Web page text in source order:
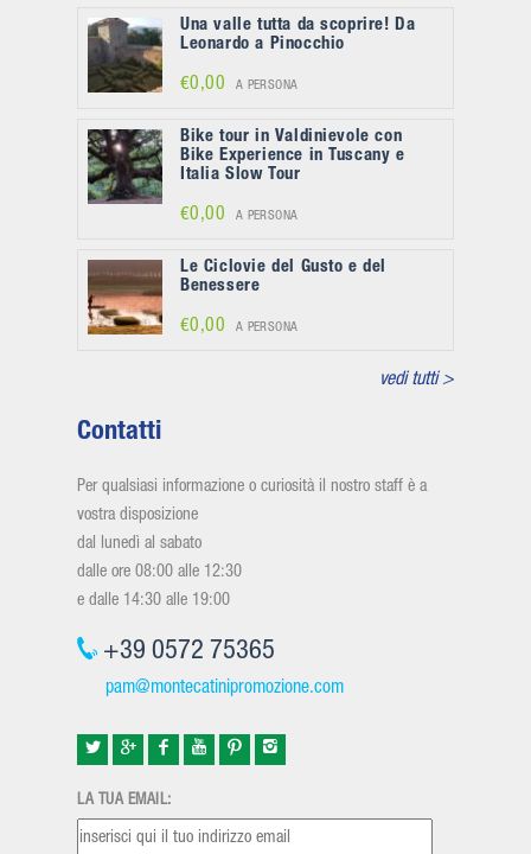
Una valle tutta da scoprire! Da
Leonardo a Pinocchio
€0,00 A PERSONA
Bike tour in Valdinievole con
Bike Experience in Tuscany e
Italia Slow Tour
€0,00 A PERSONA
Le Ciclovie del Gusto e del
Benessere
€0,00 A PERSONA
vedi tutti >
Contatti
Per qualsiasi informazione o curiosità il nostro staff è a
vostra disposizione
dal lunedì al sabato
dalle ore 08:00 alle 12:30
e dalle 14:30 alle 19:00
+39 0572 75365
pam@montecatinipromozione.com
LA TUA EMAIL: